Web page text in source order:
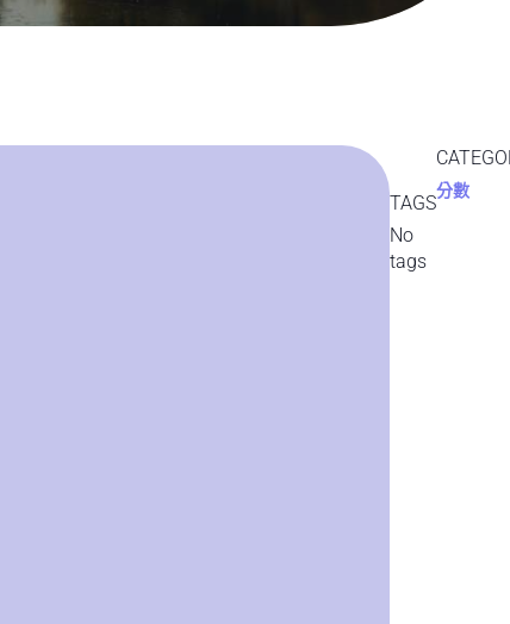
TAGS
No
tags
分數